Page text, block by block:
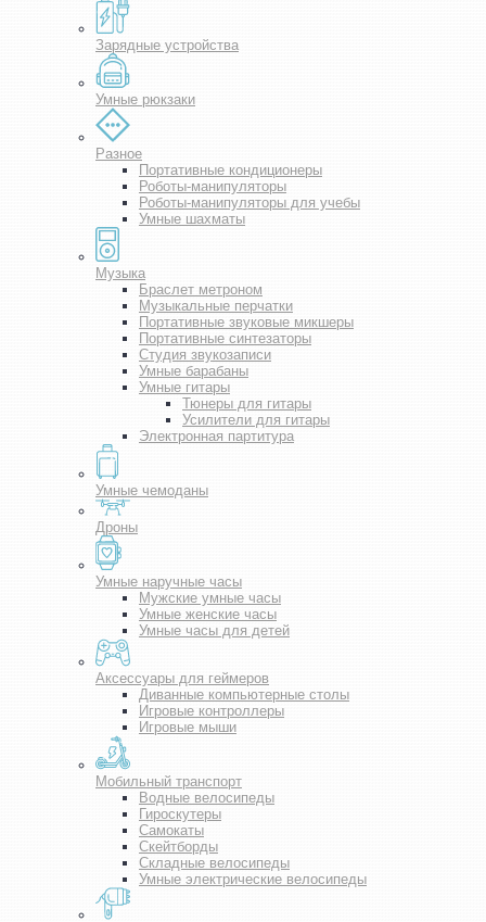
Зарядные устройства
Умные рюкзаки
Разное
Портативные кондиционеры
Роботы-манипуляторы
Роботы-манипуляторы для учебы
Умные шахматы
Музыка
Браслет метроном
Музыкальные перчатки
Портативные звуковые микшеры
Портативные синтезаторы
Студия звукозаписи
Умные барабаны
Умные гитары
Тюнеры для гитары
Усилители для гитары
Электронная партитура
Умные чемоданы
Дроны
Умные наручные часы
Мужские умные часы
Умные женские часы
Умные часы для детей
Аксессуары для геймеров
Диванные компьютерные столы
Игровые контроллеры
Игровые мыши
Мобильный транспорт
Водные велосипеды
Гироскутеры
Самокаты
Скейтборды
Складные велосипеды
Умные электрические велосипеды